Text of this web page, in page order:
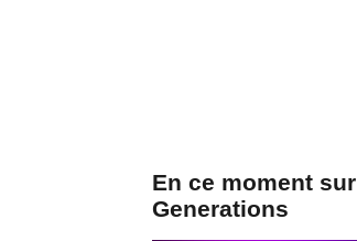
En ce moment sur
Generations